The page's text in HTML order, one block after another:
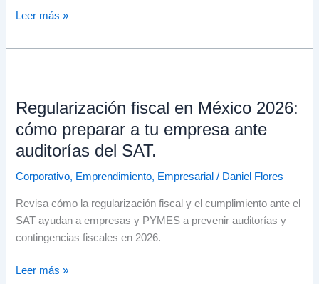
Leer más »
Regularización fiscal en México 2026:
cómo preparar a tu empresa ante
auditorías del SAT.
Corporativo, Emprendimiento, Empresarial / Daniel Flores
Revisa cómo la regularización fiscal y el cumplimiento ante el
SAT ayudan a empresas y PYMES a prevenir auditorías y
contingencias fiscales en 2026.
en
México
cómo
preparar
tu
empresa
ante
del
Leer más »